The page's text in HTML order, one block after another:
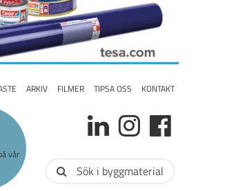
ARKIV FILMER TIPSA OSS KONTAKT
vår
Sök i byggmaterial